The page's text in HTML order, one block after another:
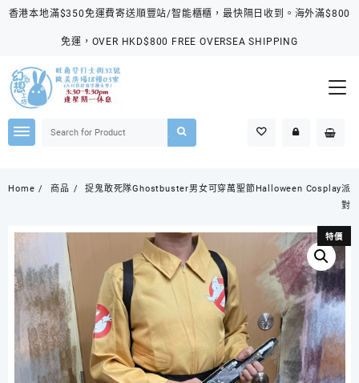
Skip
香港本地滿$350免運費寄送順豐站/智能櫃櫃，最快隔日收到。海外滿$800
免運，OVER HKD$800 FREE OVERSEA SHIPPING
Home 商品
捉鬼敢死隊Ghostbuster男女可穿萬聖節Halloween Cosplay派
對
特價
特價